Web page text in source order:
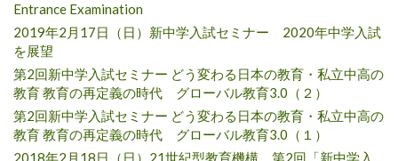
Entrance Examination
2019年2月17日（日）新中学入試セミナー 2020年中学入試
を展望
第2回新中学入試セミナー どう変わる日本の教育・私立中高の
教育 教育の再定義の時代 グローバル教育3.0（２）
第2回新中学入試セミナー どう変わる日本の教育・私立中高の
教育 教育の再定義の時代 グローバル教育3.0（１）
2018年2月18日（日）21世紀型教育機構 第2回「新中学入